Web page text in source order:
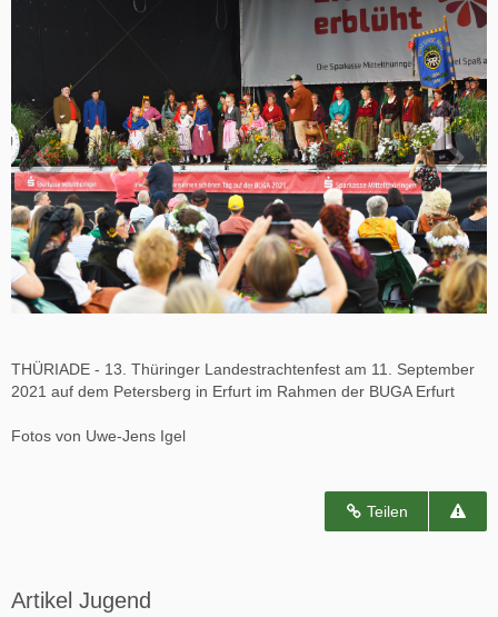
THÜRIADE - 13. Thüringer Landestrachtenfest am 11. September
2021 auf dem Petersberg in Erfurt im Rahmen der BUGA Erfurt
Fotos von Uwe-Jens Igel
Teilen
Artikel Jugend